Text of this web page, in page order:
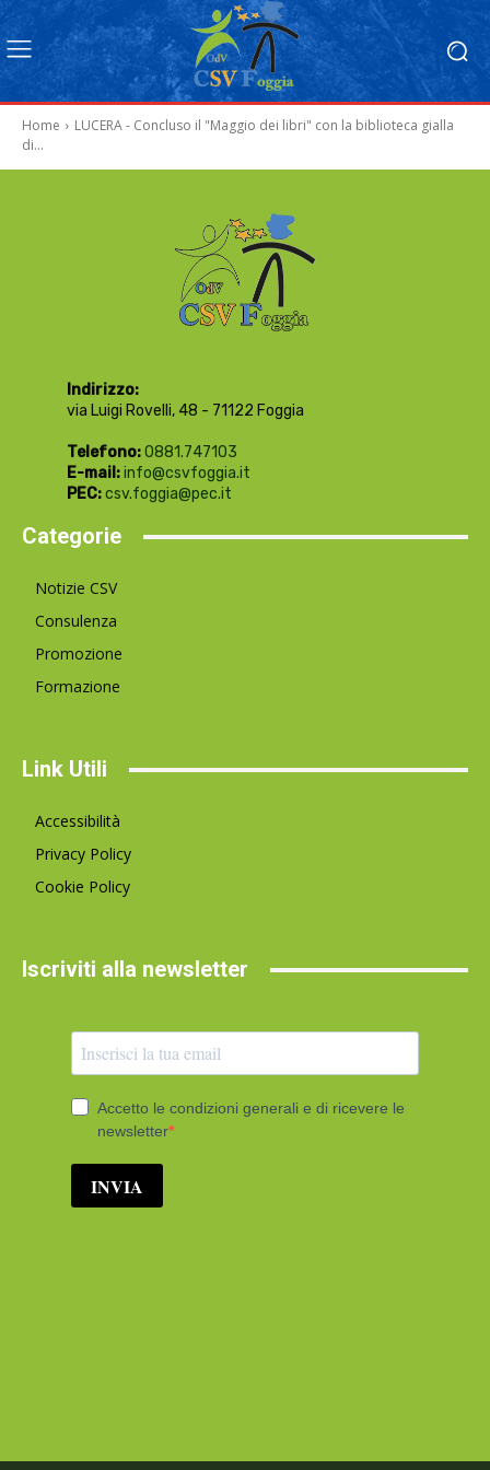
Home
LUCERA - Concluso il "Maggio dei libri" con la biblioteca gialla
di...
Indirizzo:
via Luigi Rovelli, 48 - 71122 Foggia
Telefono:0881.747103
E-mail:info@csvfoggia.it
PEC:csv.foggia@pec.it
Categorie
Notizie CSV
Consulenza
Promozione
Formazione
Link Utili
Accessibilità
Privacy Policy
Cookie Policy
Iscriviti alla newsletter